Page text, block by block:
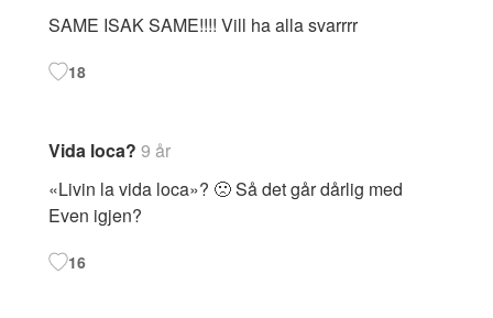
SAME ISAK SAME!!!! Vill ha alla svarrrr
18
Vida loca? 9 år
«Livin la vida loca»? 🙁 Så det går dårlig med
Even igjen?
16